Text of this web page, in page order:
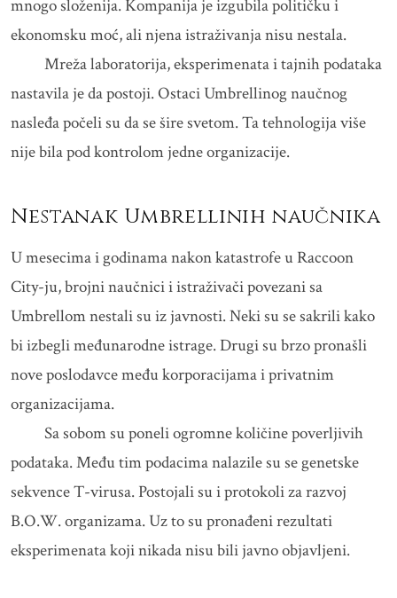
mnogo složenija. Kompanija je izgubila političku i
ekonomsku moć, ali njena istraživanja nisu nestala.
Mreža laboratorija, eksperimenata i tajnih podataka
nastavila je da postoji. Ostaci Umbrellinog naučnog
nasleđa počeli su da se šire svetom. Ta tehnologija više
nije bila pod kontrolom jedne organizacije.
Nestanak Umbrellinih naučnika
U mesecima i godinama nakon katastrofe u Raccoon
City-ju, brojni naučnici i istraživači povezani sa
Umbrellom nestali su iz javnosti. Neki su se sakrili kako
bi izbegli međunarodne istrage. Drugi su brzo pronašli
nove poslodavce među korporacijama i privatnim
organizacijama.
Sa sobom su poneli ogromne količine poverljivih
podataka. Među tim podacima nalazile su se genetske
sekvence T-virusa. Postojali su i protokoli za razvoj
B.O.W. organizama. Uz to su pronađeni rezultati
eksperimenata koji nikada nisu bili javno objavljeni.